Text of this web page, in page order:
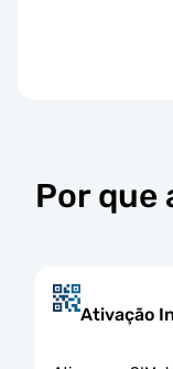
Por que
Ativação